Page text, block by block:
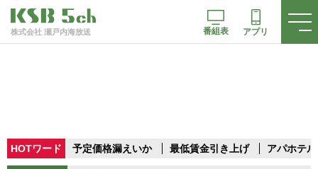
株式会社 瀬戸内海放送 番組表 アプリ
HOTワード 予定価格漏えいか 最低賃金引き上げ アパホテル